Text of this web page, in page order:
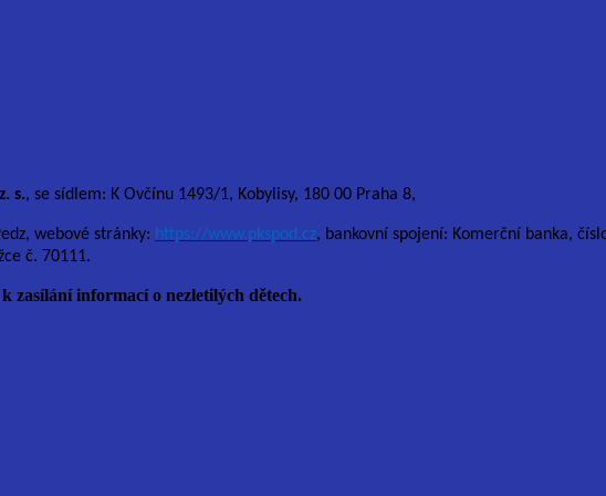
s., se sídlem: K Ovčínu 1493/1, Kobylisy, 180 00 Praha 8,
webové stránky: https://www.pkspod.cz, bankovní spojení: Komerční banka,
č. 70111.
zasílání informací o nezletilých dětech.